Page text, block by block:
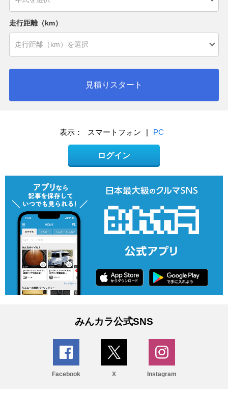
走行距離（km）
見積りスタート
表示： スマートフォン | PC
ログイン
みんカラ公式SNS
Facebook X Instagram